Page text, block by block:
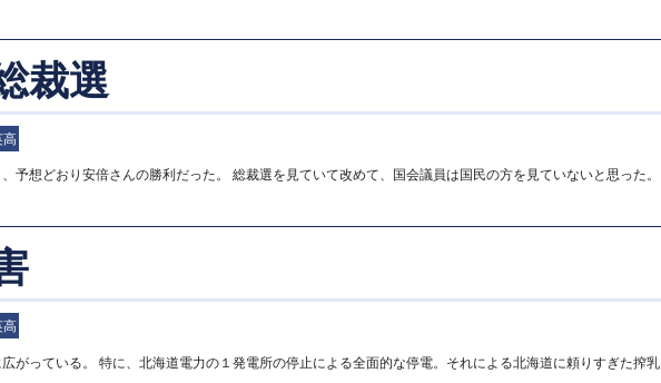
裁選
高
予想どおり安倍さんの勝利だった。 総裁選を見ていて改めて、国会議員は国民の方を見ていないと思った。
高
がっている。 特に、北海道電力の１発電所の停止による全面的な停電。それによる北海道に頼りすぎた搾乳